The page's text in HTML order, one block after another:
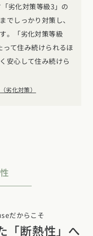
劣化対策等級3」の
でしっかり対策し、
。「劣化対策等級
て住み続けられるほ
安心して住み続けら
劣化対策）
だからこそ
「断熱性」へ